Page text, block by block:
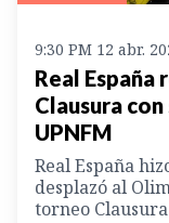
9:30 PM 12 abr.
Real
Clausura
UPNFM
Real España
desplazó al
torneo